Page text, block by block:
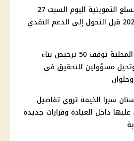
أسعار السلع التموينية اليوم السبت 27
التنمية المحلية توقف 50 ترخيص بناء
مسؤولين للتحقيق في
شبرا الخيمة تروي تفاصيل
عليها داخل العيادة وقرارات جديدة